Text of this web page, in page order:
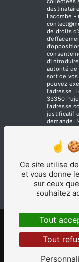
Lacombe -
de droits
autorité de
sort de
pouvez
l'adresse
33350
l'adresse
justificatif
demandé.
pendant la
pendant
fins
inscrire
adresse:
cnil.fr
-
Ce site utilise
et vous donne
sur ceux
souhaitez
Tout
Tout